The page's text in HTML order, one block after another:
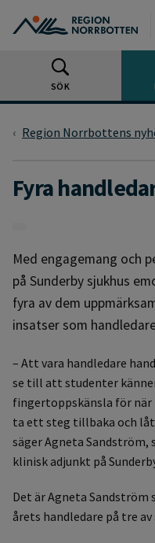
SÖK
Region Norrbottens
Fyra
Med engagemang och
på Sunderby sjukhus
fyra av dem
insatser som
– Att vara handledare
se till att studenter
fingertoppskänsla för när
ta ett steg tillbaka och
säger Agneta Sandström,
klinisk adjunkt på
Det är Agneta
årets handledare på tre